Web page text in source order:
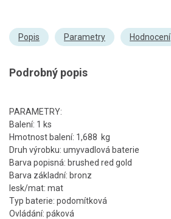
Popis Parametry Hodnocení
Podrobný popis
PARAMETRY:
Balení: 1 ks
Hmotnost balení: 1,688 kg
Druh výrobku: umyvadlová baterie
Barva popisná: brushed red gold
Barva základní: bronz
lesk/mat: mat
Typ baterie: podomítková
Ovládání: páková